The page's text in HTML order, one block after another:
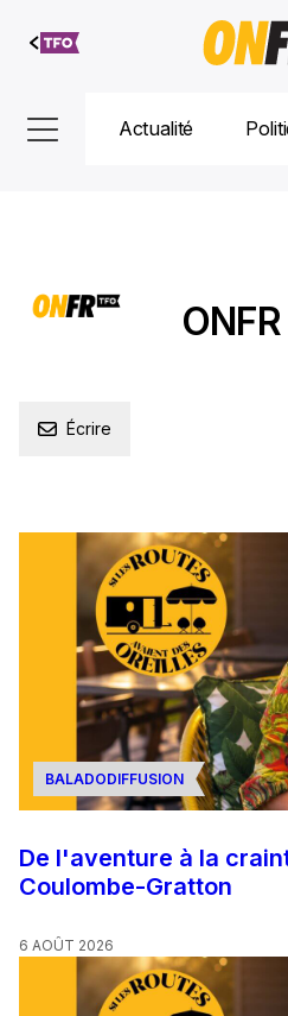
Aller au
contenu
Actualité
ONFR
Écrire
BALADODIFFUSION
De l'aventure à la
Coulombe-Gratton
6 AOÛT 2026